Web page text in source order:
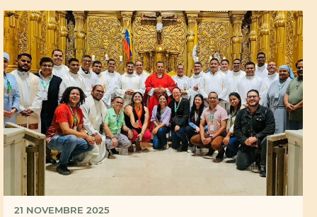
21 NOVEMBRE 2025